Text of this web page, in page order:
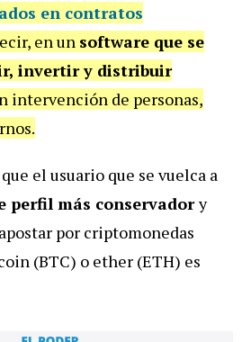
en contratos
en un software que se
invertir y distribuir
intervención de personas,
el usuario que se vuelca a
perfil más conservadory
por criptomonedas
(BTC) o ether (ETH) es